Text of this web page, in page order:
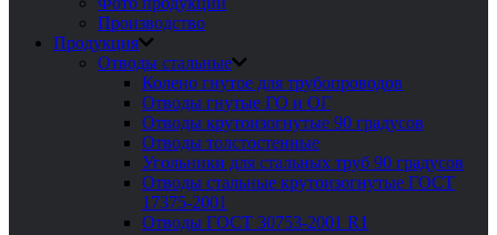
Производство
Продукция
Отводы стальные
Колено гнутое для трубопроводов
Отводы гнутые ГО и ОГ
Отводы крутоизогнутые 90 градусов
Отводы толстостенные
Угольники для стальных труб 90 градусов
Отводы стальные крутоизогнутые ГОСТ
17375-2001
Отводы ГОСТ 30753-2001 R1